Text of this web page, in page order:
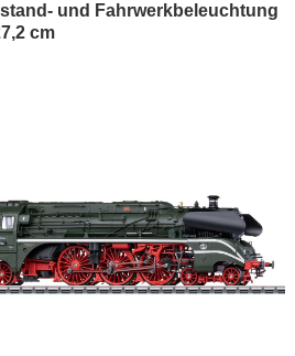
und Fahrwerkbeleuchtung
cm